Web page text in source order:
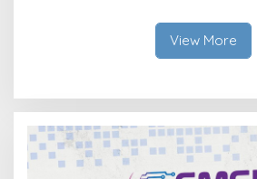
View More